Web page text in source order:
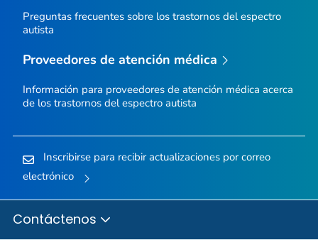
Preguntas frecuentes sobre los trastornos del espectro
autista
Proveedores de atención médica
Información para proveedores de atención médica acerca
de los trastornos del espectro autista
Inscribirse para recibir actualizaciones por correo
electrónico
Contáctenos